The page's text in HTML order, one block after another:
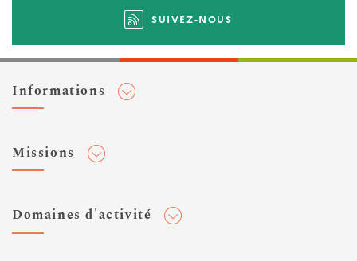
SUIVEZ-NOUS
Informations
Flux RSS
Missions
Domaines d'activité